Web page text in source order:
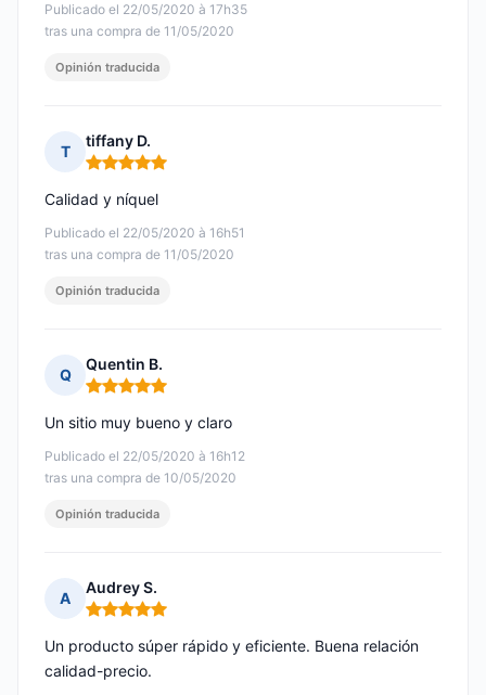
Publicado el 22/05/2020 à 17h35
tras una compra de 11/05/2020
Opinión traducida
T
tiffany D.
Nota: 5 de 5
Publicado el 22/05/2020 à 16h51
tras una compra de 11/05/2020
Calidad y níquel
Opinión traducida
Q
Quentin B.
Nota: 5 de 5
Publicado el 22/05/2020 à 16h12
tras una compra de 10/05/2020
Un sitio muy bueno y claro
Opinión traducida
A
Audrey S.
Nota: 5 de 5
Un producto súper rápido y eficiente. Buena relación
calidad-precio.